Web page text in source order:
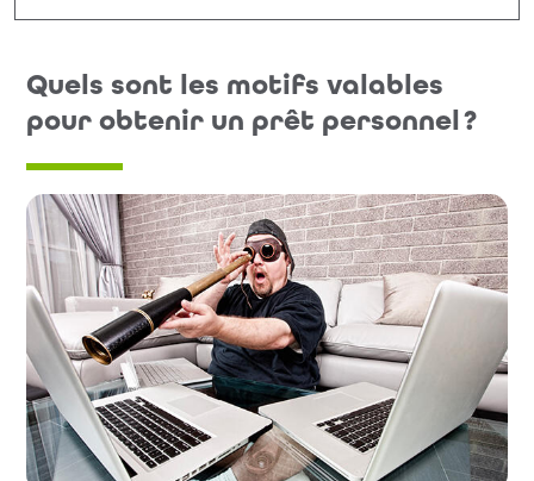
Quels sont les motifs valables
pour obtenir un prêt personnel ?